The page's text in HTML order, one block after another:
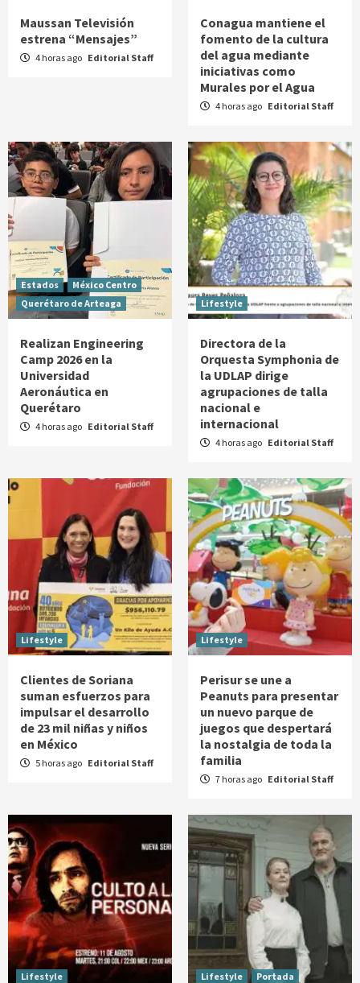
Maussan Televisión
estrena “Mensajes”
4 horas ago Editorial Staff
Conagua mantiene el
fomento de la cultura
del agua mediante
iniciativas como
Murales por el Agua
4 horas ago Editorial Staff
Estados
México Centro
Querétaro de Arteaga
Realizan Engineering
Camp 2026 en la
Universidad
Aeronáutica en
Querétaro
4 horas ago Editorial Staff
Lifestyle
Directora de la
Orquesta Symphonia de
la UDLAP dirige
agrupaciones de talla
nacional e
internacional
4 horas ago Editorial Staff
Lifestyle
Clientes de Soriana
suman esfuerzos para
impulsar el desarrollo
de 23 mil niñas y niños
en México
5 horas ago Editorial Staff
Lifestyle
Perisur se une a
Peanuts para presentar
un nuevo parque de
juegos que despertará
la nostalgia de toda la
familia
7 horas ago Editorial Staff
Lifestyle Lifestyle Portada